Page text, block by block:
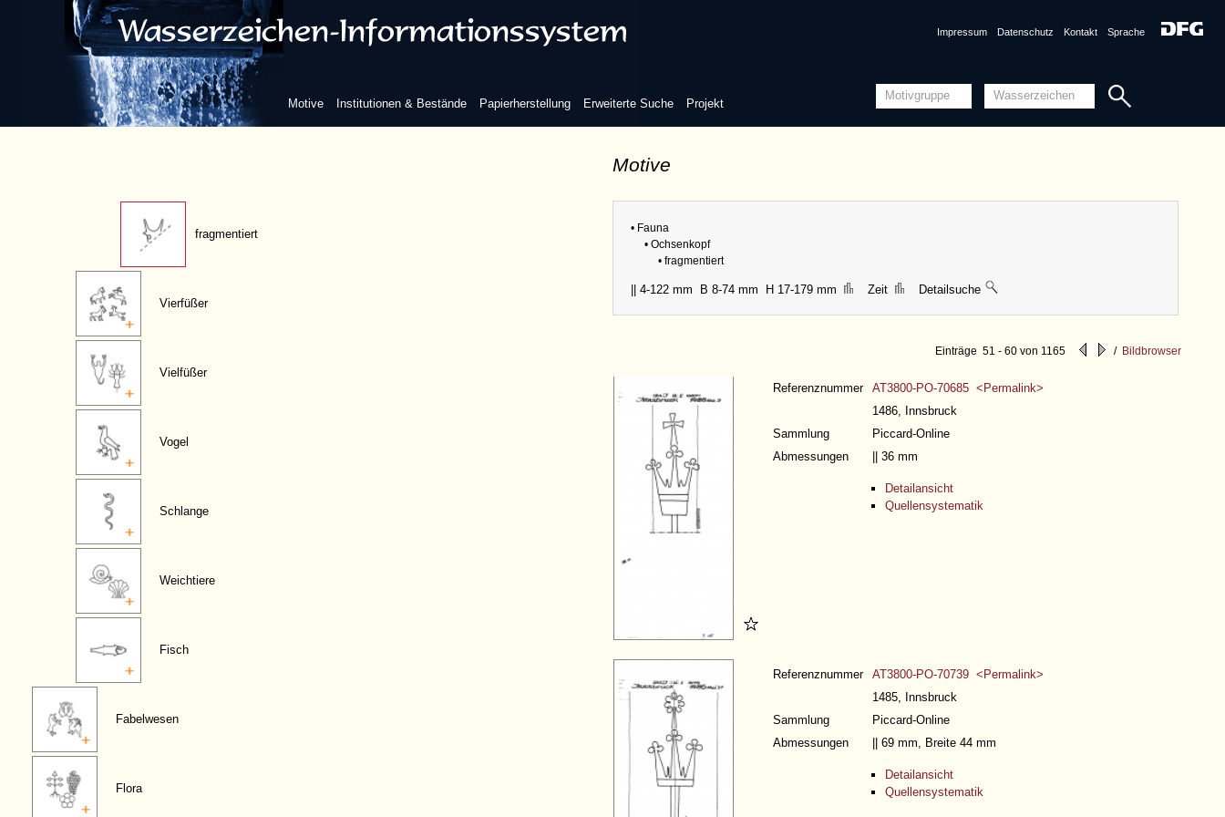
Motive Institutionen & Bestände Papierherstellung Erweiterte Suche Projekt
Impressum Datenschutz Kontakt Sprache
Motive
im Kreis
im Profil
fragmentiert
Vierfüßer
Vielfüßer
Vogel
Schlange
Weichtiere
Fisch
Fabelwesen
Flora
• Fauna
• Ochsenkopf
• fragmentiert
|| 4-122 mm B 8-74 mm H 17-179 mm Zeit Detailsuche
Einträge 51 - 60 von 1165 / Bildbrowser
AT3800-PO-70683 <Permalink>
Detailansicht
Referenznummer
AT3800-PO-70685 <Permalink>
1486, Innsbruck
Sammlung
Piccard-Online
Abmessungen
|| 36 mm
Detailansicht
Quellensystematik
Referenznummer
AT3800-PO-70739 <Permalink>
1485, Innsbruck
Sammlung
Piccard-Online
Abmessungen
|| 69 mm, Breite 44 mm
Detailansicht
Quellensystematik